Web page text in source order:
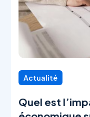
Actualité
Quel est